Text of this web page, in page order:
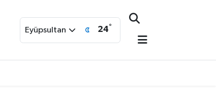
Eyüpsultan 24°